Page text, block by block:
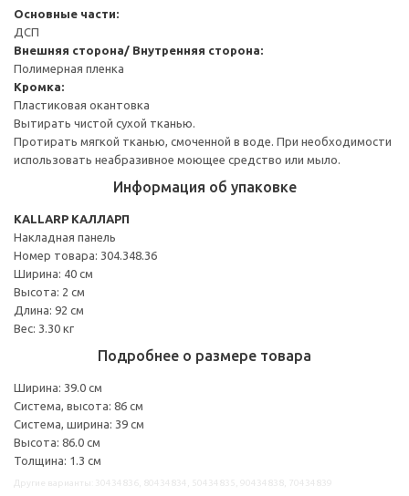
Основные части:
ДСП
Внешняя сторона/ Внутренняя сторона:
Полимерная пленка
Кромка:
Пластиковая окантовка
Вытирать чистой сухой тканью.
Протирать мягкой тканью, смоченной в воде. При необходимости
использовать неабразивное моющее средство или мыло.
Информация об упаковке
KALLARP КАЛЛАРП
Накладная панель
Номер товара: 304.348.36
Ширина: 40 см
Высота: 2 см
Длина: 92 см
Вес: 3.30 кг
Подробнее о размере товара
Ширина: 39.0 см
Система, высота: 86 см
Система, ширина: 39 см
Высота: 86.0 см
Толщина: 1.3 см